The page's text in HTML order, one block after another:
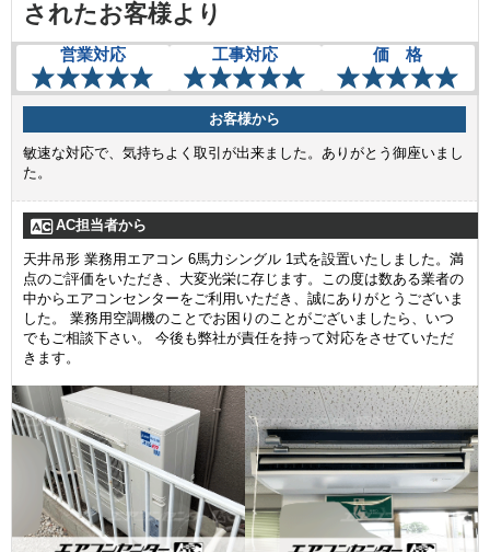
されたお客様より
営業対応 工事対応 価 格
お客様から
敏速な対応で、気持ちよく取引が出来ました。ありがとう御座いまし
た。
AC担当者から
天井吊形 業務用エアコン 6馬力シングル 1式を設置いたしました。満
点のご評価をいただき、大変光栄に存じます。この度は数ある業者の
中からエアコンセンターをご利用いただき、誠にありがとうございま
した。 業務用空調機のことでお困りのことがございましたら、いつ
でもご相談下さい。 今後も弊社が責任を持って対応をさせていただ
きます。